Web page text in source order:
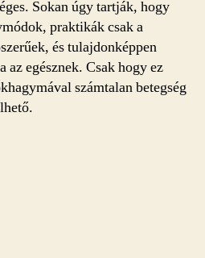
Sokan úgy tartják, hogy
praktikák csak a
és tulajdonképpen
az egésznek. Csak hogy ez
számtalan betegség